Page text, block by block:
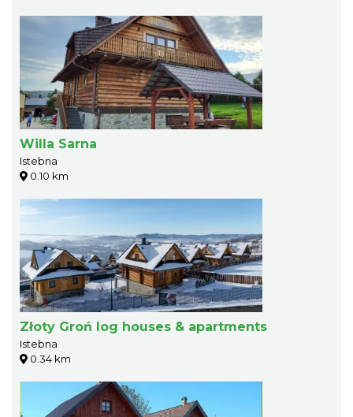
Willa Sarna
Istebna
0.10 km
Złoty Groń log houses & apartments
Istebna
0.34 km